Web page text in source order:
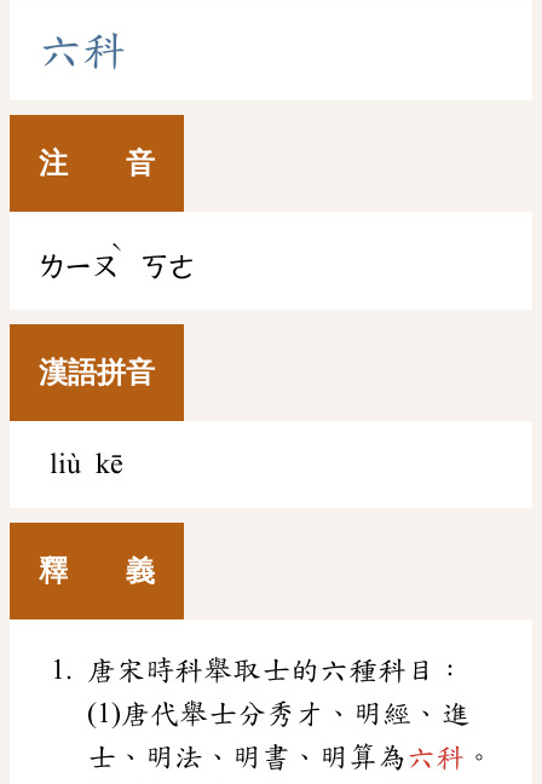
六科
注 音
ㄌㄧㄡ
ˋ
ㄎㄜ
漢語拼音
liù kē
釋 義
唐宋時科舉取士的六種科目：
(1)唐代舉士分秀才、明經、進
士、明法、明書、明算為六科 。